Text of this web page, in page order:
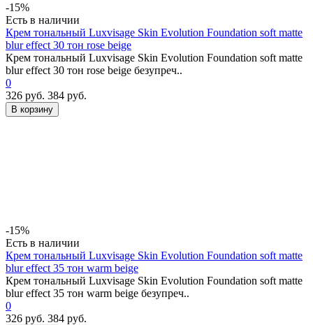
-15%
Есть в наличии
Крем тональный Luxvisage Skin Evolution Foundation soft matte
blur effect 30 тон rose beige
Крем тональный Luxvisage Skin Evolution Foundation soft matte
blur effect 30 тон rose beige безупреч..
0
326 руб. 384 руб.
В корзину
-15%
Есть в наличии
Крем тональный Luxvisage Skin Evolution Foundation soft matte
blur effect 35 тон warm beige
Крем тональный Luxvisage Skin Evolution Foundation soft matte
blur effect 35 тон warm beige безупреч..
0
326 руб. 384 руб.